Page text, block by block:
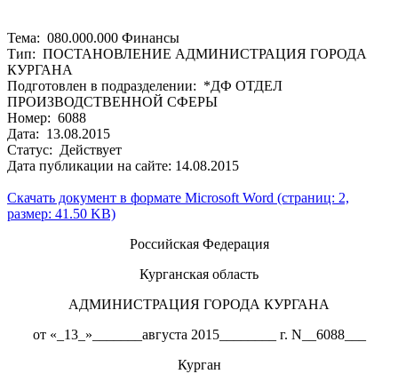
Тема: 080.000.000 Финансы
Тип: ПОСТАНОВЛЕНИЕ АДМИНИСТРАЦИЯ ГОРОДА
КУРГАНА
Подготовлен в подразделении: *ДФ ОТДЕЛ
ПРОИЗВОДСТВЕННОЙ СФЕРЫ
Номер: 6088
Дата: 13.08.2015
Статус: Действует
Дата публикации на сайте: 14.08.2015
Скачать документ в формате Microsoft Word (страниц: 2,
размер: 41.50 KB)
Российская Федерация
Курганская область
АДМИНИСТРАЦИЯ ГОРОДА КУРГАНА
от «_13_»_______августа 2015________ г. N__6088___
Курган